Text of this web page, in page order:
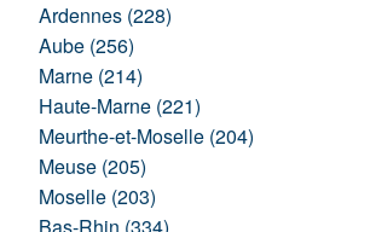
Ardennes (228)
Aube (256)
Marne (214)
Haute-Marne (221)
Meurthe-et-Moselle (204)
Meuse (205)
Moselle (203)